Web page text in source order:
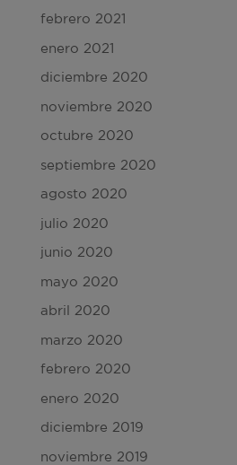
febrero 2021
enero 2021
diciembre 2020
noviembre 2020
octubre 2020
septiembre 2020
agosto 2020
julio 2020
junio 2020
mayo 2020
abril 2020
marzo 2020
febrero 2020
enero 2020
diciembre 2019
noviembre 2019